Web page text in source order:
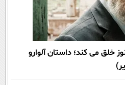
سالگی هنوز خلق می کند؛ داستان آلوارو